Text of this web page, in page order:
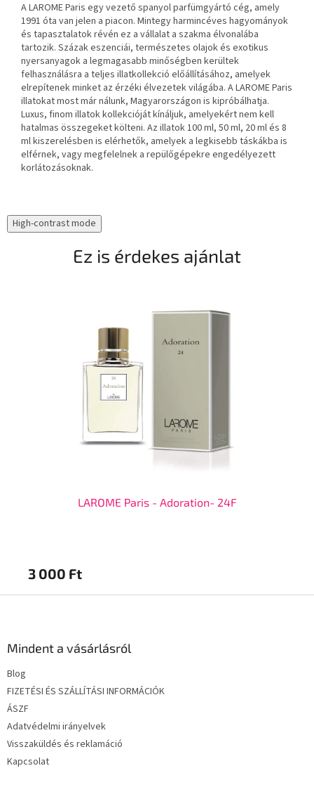
A LAROME Paris egy vezető spanyol parfümgyártó cég, amely
1991 óta van jelen a piacon. Mintegy harmincéves hagyományok
és tapasztalatok révén ez a vállalat a szakma élvonalába
tartozik. Százak eszenciái, természetes olajok és exotikus
nyersanyagok a legmagasabb minőségben kerültek
felhasználásra a teljes illatkollekció előállításához, amelyek
elrepítenek minket az érzéki élvezetek világába. A LAROME Paris
illatokat most már nálunk, Magyarországon is kipróbálhatja.
Luxus, finom illatok kollekcióját kínáljuk, amelyekért nem kell
hatalmas összegeket költeni. Az illatok 100 ml, 50 ml, 20 ml és 8
ml kiszerelésben is elérhetők, amelyek a legkisebb táskákba is
elférnek, vagy megfelelnek a repülőgépekre engedélyezett
korlátozásoknak.
High-contrast mode
Ez is érdekes ajánlat
LAROME Paris - Adoration- 24F
3 000 Ft
Mindent a vásárlásról
Blog
FIZETÉSI ÉS SZÁLLÍTÁSI INFORMÁCIÓK
ÁSZF
Adatvédelmi irányelvek
Visszaküldés és reklamáció
Kapcsolat